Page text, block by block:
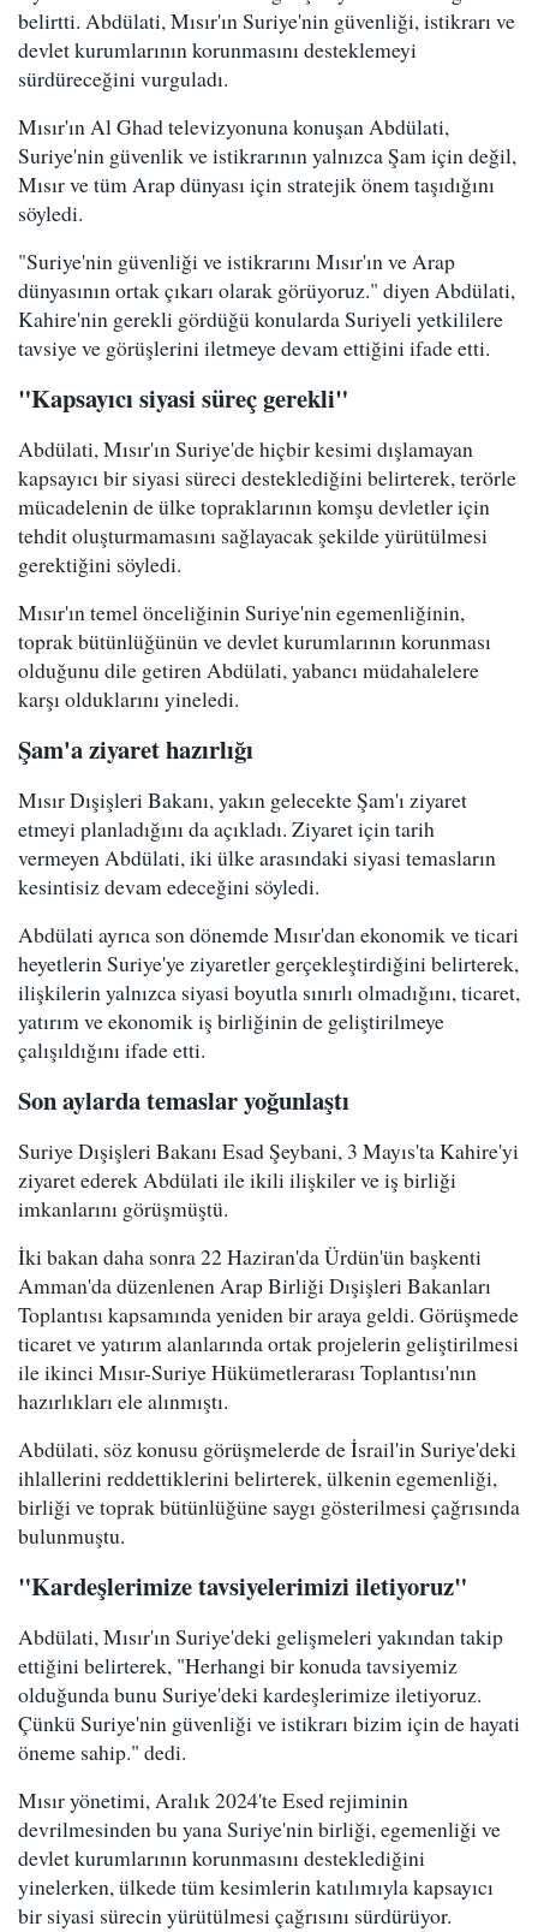
belirtti. Abdülati, Mısır'ın Suriye'nin güvenliği, istikrarı ve
devlet kurumlarının korunmasını desteklemeyi
sürdüreceğini vurguladı.
Mısır'ın Al Ghad televizyonuna konuşan Abdülati,
Suriye'nin güvenlik ve istikrarının yalnızca Şam için değil,
Mısır ve tüm Arap dünyası için stratejik önem taşıdığını
söyledi.
"Suriye'nin güvenliği ve istikrarını Mısır'ın ve Arap
dünyasının ortak çıkarı olarak görüyoruz." diyen Abdülati,
Kahire'nin gerekli gördüğü konularda Suriyeli yetkililere
tavsiye ve görüşlerini iletmeye devam ettiğini ifade etti.
"Kapsayıcı siyasi süreç gerekli"
Abdülati, Mısır'ın Suriye'de hiçbir kesimi dışlamayan
kapsayıcı bir siyasi süreci desteklediğini belirterek, terörle
mücadelenin de ülke topraklarının komşu devletler için
tehdit oluşturmamasını sağlayacak şekilde yürütülmesi
gerektiğini söyledi.
Mısır'ın temel önceliğinin Suriye'nin egemenliğinin,
toprak bütünlüğünün ve devlet kurumlarının korunması
olduğunu dile getiren Abdülati, yabancı müdahalelere
karşı olduklarını yineledi.
Şam'a ziyaret hazırlığı
Mısır Dışişleri Bakanı, yakın gelecekte Şam'ı ziyaret
etmeyi planladığını da açıkladı. Ziyaret için tarih
vermeyen Abdülati, iki ülke arasındaki siyasi temasların
kesintisiz devam edeceğini söyledi.
Abdülati ayrıca son dönemde Mısır'dan ekonomik ve ticari
heyetlerin Suriye'ye ziyaretler gerçekleştirdiğini belirterek,
ilişkilerin yalnızca siyasi boyutla sınırlı olmadığını, ticaret,
yatırım ve ekonomik iş birliğinin de geliştirilmeye
çalışıldığını ifade etti.
Son aylarda temaslar yoğunlaştı
Suriye Dışişleri Bakanı Esad Şeybani, 3 Mayıs'ta Kahire'yi
ziyaret ederek Abdülati ile ikili ilişkiler ve iş birliği
imkanlarını görüşmüştü.
İki bakan daha sonra 22 Haziran'da Ürdün'ün başkenti
Amman'da düzenlenen Arap Birliği Dışişleri Bakanları
Toplantısı kapsamında yeniden bir araya geldi. Görüşmede
ticaret ve yatırım alanlarında ortak projelerin geliştirilmesi
ile ikinci Mısır-Suriye Hükümetlerarası Toplantısı'nın
hazırlıkları ele alınmıştı.
Abdülati, söz konusu görüşmelerde de İsrail'in Suriye'deki
ihlallerini reddettiklerini belirterek, ülkenin egemenliği,
birliği ve toprak bütünlüğüne saygı gösterilmesi çağrısında
bulunmuştu.
"Kardeşlerimize tavsiyelerimizi iletiyoruz"
Abdülati, Mısır'ın Suriye'deki gelişmeleri yakından takip
ettiğini belirterek, "Herhangi bir konuda tavsiyemiz
olduğunda bunu Suriye'deki kardeşlerimize iletiyoruz.
Çünkü Suriye'nin güvenliği ve istikrarı bizim için de hayati
öneme sahip." dedi.
Mısır yönetimi, Aralık 2024'te Esed rejiminin
devrilmesinden bu yana Suriye'nin birliği, egemenliği ve
devlet kurumlarının korunmasını desteklediğini
yinelerken, ülkede tüm kesimlerin katılımıyla kapsayıcı
bir siyasi sürecin yürütülmesi çağrısını sürdürüyor.